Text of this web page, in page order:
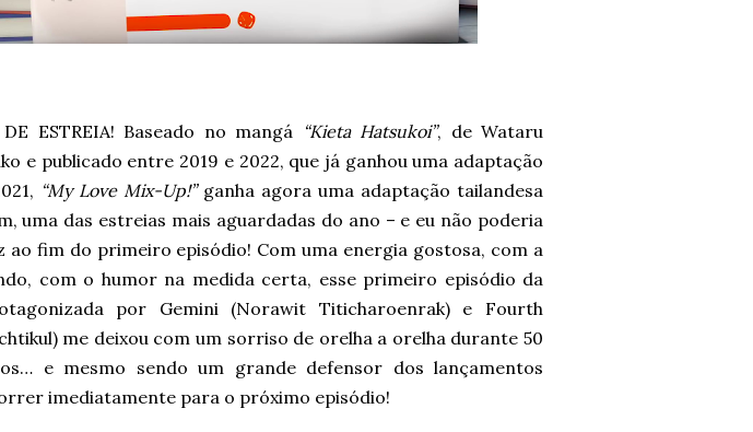
ESTREIA! Baseado no mangá “Kieta Hatsukoi”, de Wataru
e publicado entre 2019 e 2022, que já ganhou uma adaptação
“My Love Mix-Up!”ganha agora uma adaptação tailandesa
uma das estreias mais aguardadas do ano – e eu não poderia
ao fim do primeiro episódio! Com uma energia gostosa, com a
com o humor na medida certa, esse primeiro episódio da
por Gemini (Norawit Titicharoenrak) e Fourth
me deixou com um sorriso de orelha a orelha durante 50
e mesmo sendo um grande defensor dos lançamentos
imediatamente para o próximo episódio!